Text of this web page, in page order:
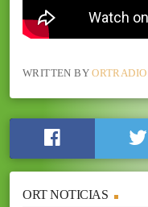
WRITTEN BYORTRADIO
ORT NOTICIAS